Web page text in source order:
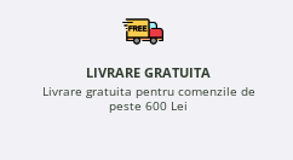
LIVRARE GRATUITA
Livrare gratuita pentru comenzile de
peste 600 Lei